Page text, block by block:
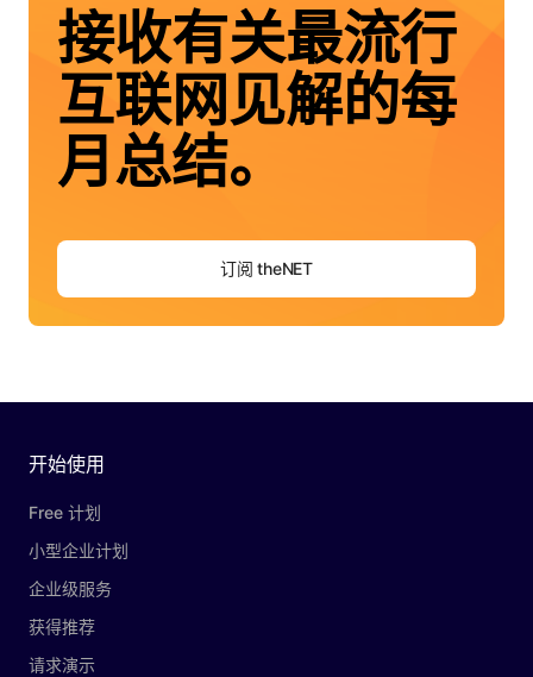
接收有关最流行
互联网见解的每
月总结。
订阅 theNET
开始使用
Free 计划
小型企业计划
企业级服务
获得推荐
请求演示